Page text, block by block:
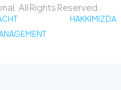
All Rights Reserved.
HAKKIMIZDA